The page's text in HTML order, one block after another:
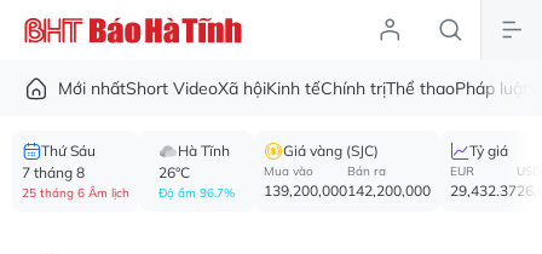
Mới nhấtShort VideoXã hộiKinh tếChính trịThể thaoPháp luật
Thứ Sáu
7 tháng 8
25 tháng 6 Âm lịch
Hà Tĩnh
26°C
Độ ẩm 96.7%
Giá vàng (SJC)
Mua vào
139,200,000
Bán ra
142,200,000
Tỷ giá
EUR
29,432.37
USD